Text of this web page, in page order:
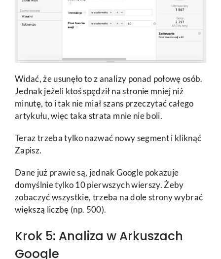
Widać, że usunęło to z analizy ponad połowę osób.
Jednak jeżeli ktoś spędził na stronie mniej niż
minutę, to i tak nie miał szans przeczytać całego
artykułu, więc taka strata mnie nie boli.
Teraz trzeba tylko nazwać nowy segment i kliknąć
Zapisz.
Dane już prawie są, jednak Google pokazuje
domyślnie tylko 10 pierwszych wierszy. Żeby
zobaczyć wszystkie, trzeba na dole strony wybrać
większą liczbę (np. 500).
Krok 5: Analiza w Arkuszach
Google